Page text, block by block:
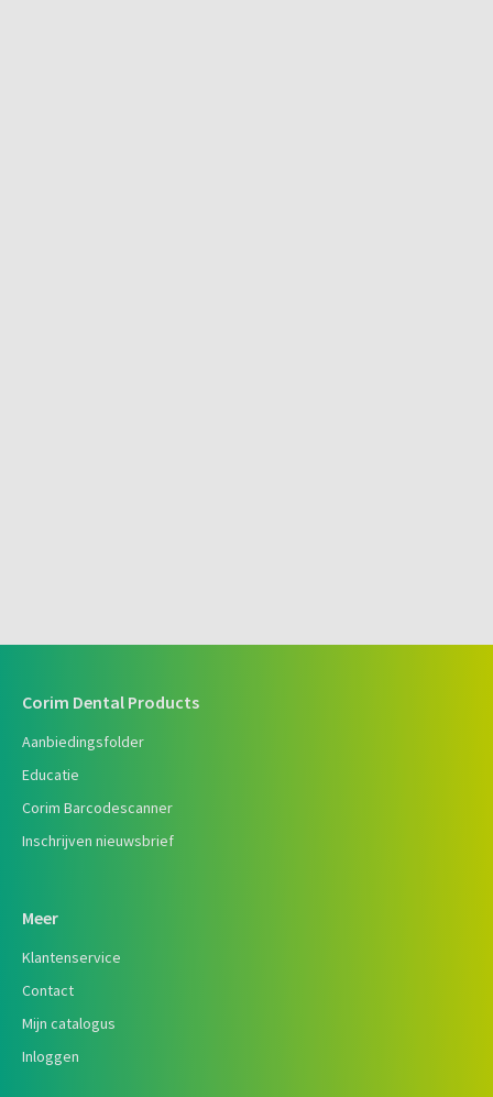
Corim Dental Products
Aanbiedingsfolder
Educatie
Corim Barcodescanner
Inschrijven nieuwsbrief
Meer
Klantenservice
Contact
Mijn catalogus
Inloggen